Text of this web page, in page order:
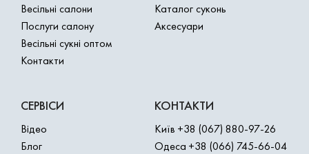
Весільні салони
Послуги салону
Весільні сукні оптом
Контакти
Каталог суконь
Аксесуари
СЕРВІСИ
Відео
Блог
КОНТАКТИ
Київ +38 (067) 880-97-26
Одеса +38 (066) 745-66-04